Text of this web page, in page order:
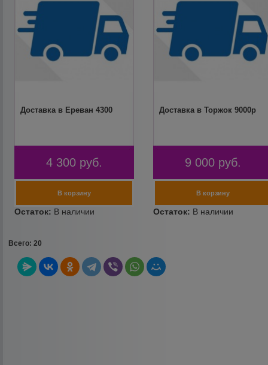
Доставка в Ереван 4300
4 300 руб.
Доставка в Торжок 9000р
9 000 руб.
Всего: 20